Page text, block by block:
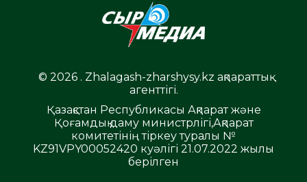
© 2026 . Zhalagash-zharshysy.kz ақпараттық
агенттігі.
Қазақстан Республикасы Ақпарат және
Қоғамдық даму министрлігі,Ақпарат
комитетінің тіркеу туралы №
KZ91VPY00052420 куәлігі 21.07.2022 жылы
берілген